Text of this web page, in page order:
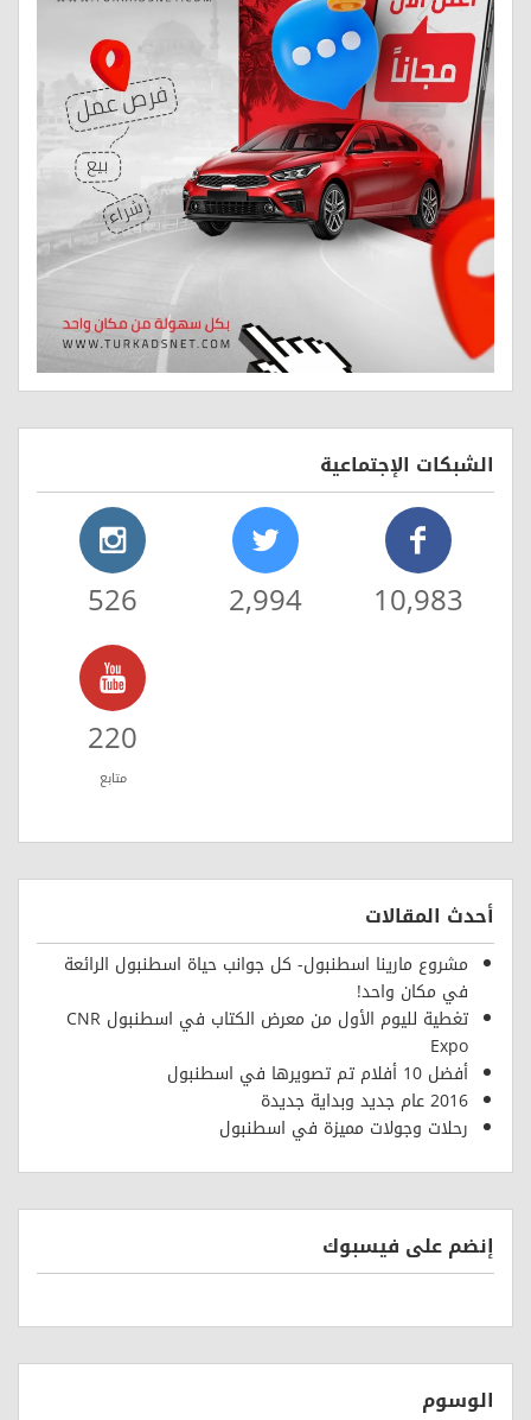
الشبكات الإجتماعية
10,983
2,994
526
220
متابع
أحدث المقالات
مشروع مارينا اسطنبول- كل جوانب حياة اسطنبول الرائعة
في مكان واحد!
تغطية لليوم الأول من معرض الكتاب في اسطنبول CNR
Expo
أفضل 10 أفلام تم تصويرها في اسطنبول
2016 عام جديد وبداية جديدة
رحلات وجولات مميزة في اسطنبول
إنضم على فيسبوك
الوسوم